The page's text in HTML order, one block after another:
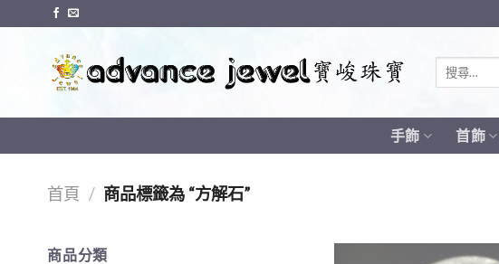
to
鍵
手飾 首飾
首頁 / 商品標籤為 “方解石”
商品分類